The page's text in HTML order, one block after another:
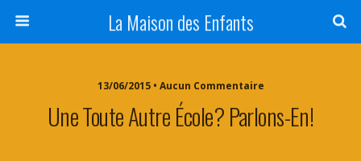
La Maison des Enfants
13/06/2015 • Aucun Commentaire
Une Toute Autre École? Parlons-En!